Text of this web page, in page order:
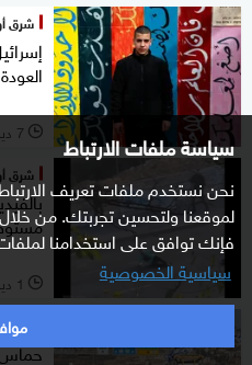
سياسة ملفات الارتباط
نحن نستخدم ملفات تعريف
لموقعنا ولتحسين تجربتك. من
فإنك توافق على استخدامنا
سياسية الخصوصية
شرق
l 7 ديسمبر 2023
شرق
l 1 ديسمبر 2023
شرق
حماس